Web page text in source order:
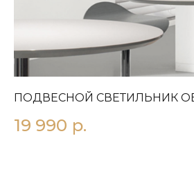
ПОДВЕСНОЙ СВЕТИЛЬНИК
19 990 р.